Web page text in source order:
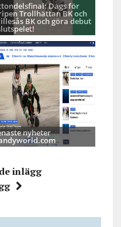
Dags för
Trollhättan BK och
BK och göra debut
nyheter
inlägg